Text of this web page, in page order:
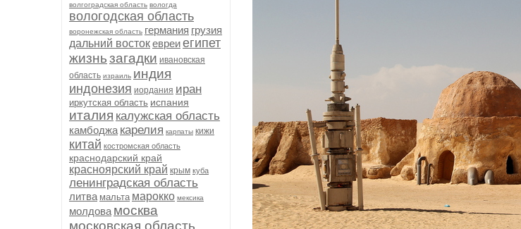
волгоградская область вологда
вологодская область
воронежская область германия грузия
дальний востокевреиегипет
жизньзагадки ивановская
область израиль индия
индонезия иордания иран
иркутская область испания
италия калужская область
камбоджа карелия карпаты кижи
китай костромская область
краснодарский край
красноярский край крым куба
ленинградская область
литва мальта марокко мексика
молдова москва
московская область